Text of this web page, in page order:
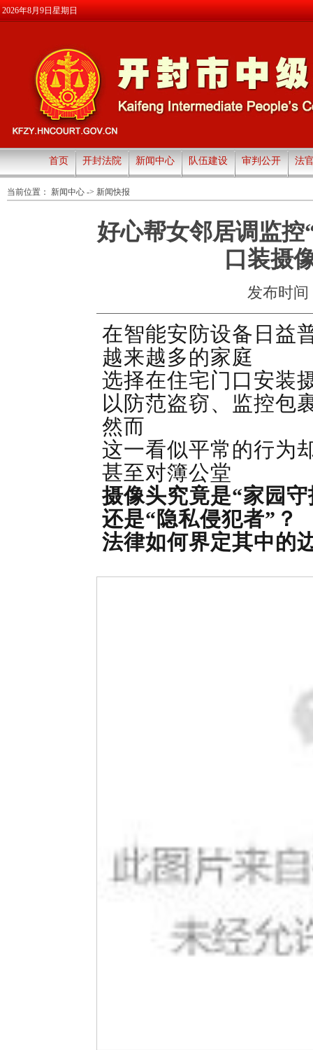
2026年8月9日星期日
首页 开封法院 新闻中心 队伍建设 审判公开 法
当前位置： 新闻中心 -> 新闻快报
好心帮女邻居调监
口装摄
发布时间
在智能安防设备日益
越来越多的家庭
选择在住宅门口安装
以防范盗窃、监控包
然而
这一看似平常的行为
甚至对簿公堂
摄像头究竟是“家园守
还是“隐私侵犯者”？
法律如何界定其中的